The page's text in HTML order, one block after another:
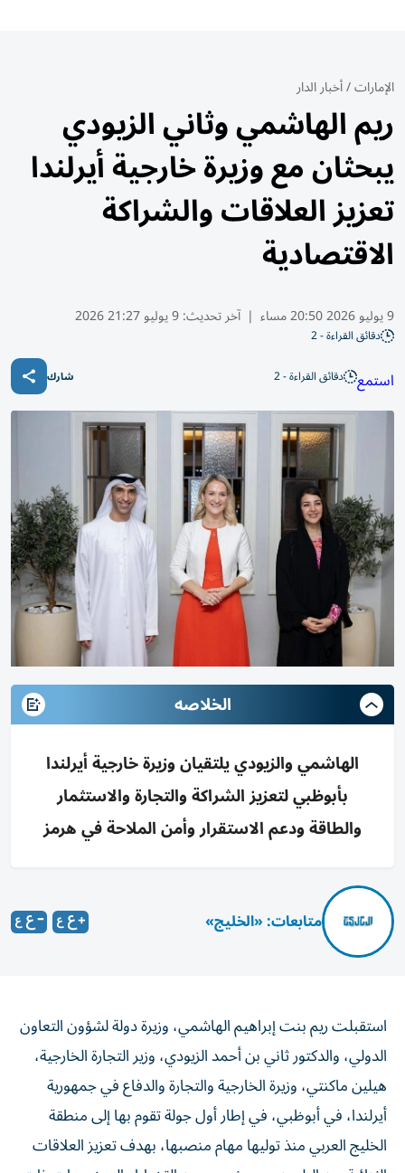
الإمارات/أخبار الدار
ريم الهاشمي وثاني الزيودي
يبحثان مع وزيرة خارجية أيرلندا
تعزيز العلاقات والشراكة
الاقتصادية
9 يوليو 2026 20:50 مساء | آخر تحديث:9 يوليو 21:27 2026
دقائق القراءة - 2
استمع دقائق القراءة - 2 شارك
الخلاصه
الهاشمي والزيودي يلتقيان وزيرة خارجية أيرلندا
بأبوظبي لتعزيز الشراكة والتجارة والاستثمار
والطاقة ودعم الاستقرار وأمن الملاحة في هرمز
متابعات: «الخليج»
الدولي، والدكتور ثاني بن أحمد الزيودي، وزير التجارة الخارجية،
هيلين ماكنتي، وزيرة الخارجية والتجارة والدفاع في جمهورية
أيرلندا، في أبوظبي، في إطار أول جولة تقوم بها إلى منطقة
الخليج العربي منذ توليها مهام منصبها، بهدف تعزيز العلاقات
الثنائية بين البلدين، وبحث عدد من القضايا والموضوعات ذات